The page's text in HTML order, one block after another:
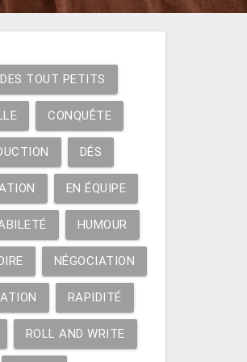
TOUT PETITS
CONQUÊTE
DÉS
EN ÉQUIPE
HUMOUR
NÉGOCIATION
RAPIDITÉ
ROLL AND WRITE